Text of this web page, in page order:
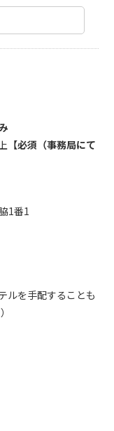
【必須（事務局にて
1番1
ルを手配することも